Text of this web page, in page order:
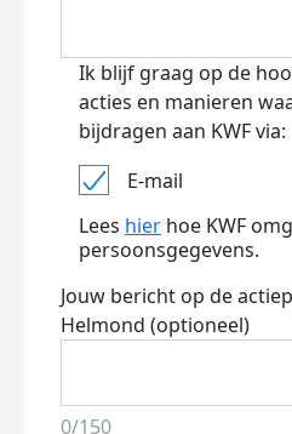
Ik blijf graag op de
acties en manieren
bijdragen aan KWF via:
E-mail
Lees hier hoe KWF
persoonsgegevens.
Jouw bericht op de
Helmond (optioneel)
0/150